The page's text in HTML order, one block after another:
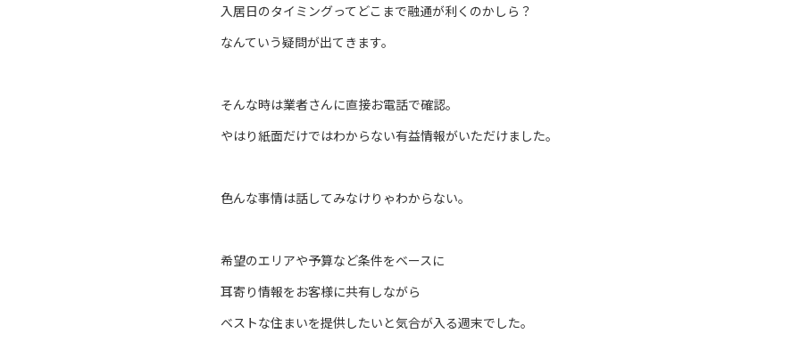
入居日のタイミングってどこまで融通が利くのかしら？
なんていう疑問が出てきます。
そんな時は業者さんに直接お電話で確認。
やはり紙面だけではわからない有益情報がいただけました。
色んな事情は話してみなけりゃわからない。
希望のエリアや予算など条件をベースに
耳寄り情報をお客様に共有しながら
ベストな住まいを提供したいと気合が入る週末でした。